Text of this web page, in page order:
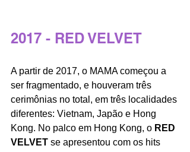
2017 - RED VELVET
A partir de 2017, o MAMA começou a
ser fragmentado, e houveram três
cerimônias no total, em três localidades
diferentes: Vietnam, Japão e Hong
Kong. No palco em Hong Kong, o RED
VELVET se apresentou com os hits